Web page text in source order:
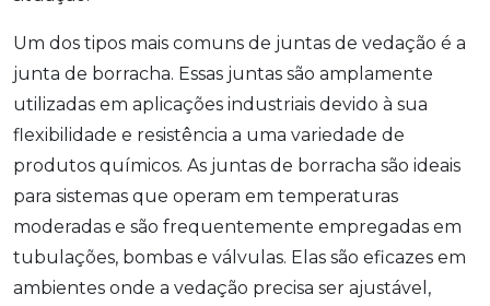
Um dos tipos mais comuns de juntas de vedação é a
junta de borracha. Essas juntas são amplamente
utilizadas em aplicações industriais devido à sua
flexibilidade e resistência a uma variedade de
produtos químicos. As juntas de borracha são ideais
para sistemas que operam em temperaturas
moderadas e são frequentemente empregadas em
tubulações, bombas e válvulas. Elas são eficazes em
ambientes onde a vedação precisa ser ajustável,